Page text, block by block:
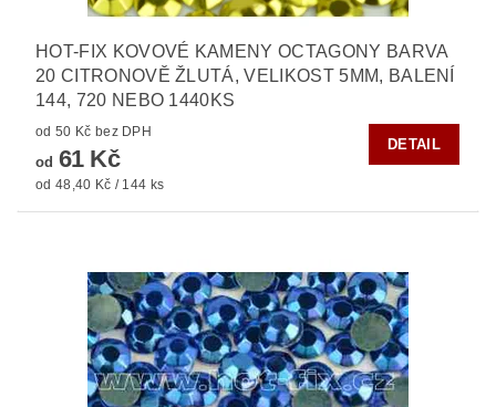
HOT-FIX KOVOVÉ KAMENY OCTAGONY BARVA
20 CITRONOVĚ ŽLUTÁ, VELIKOST 5MM, BALENÍ
144, 720 NEBO 1440KS
od 50 Kč bez DPH
od 61 Kč
od 48,40 Kč / 144 ks
DETAIL